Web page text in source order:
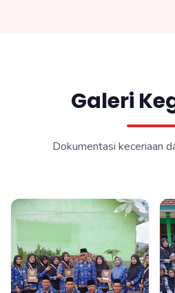
Galeri
Dokumentasi keceriaan